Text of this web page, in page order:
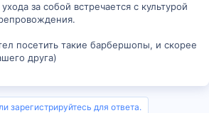
за собой встречается с культурой
посетить такие барбершопы, и скорее
друга)
зарегистрируйтесь для ответа.